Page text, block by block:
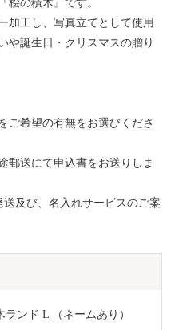
桧の積木』です。
加工し、写真立てとして使用
や誕生日・クリスマスの贈り
ご希望の有無をお選びくださ
郵送にて申込書をお送りしま
及び、名入れサービスのご案
ランド L （ネームあり）